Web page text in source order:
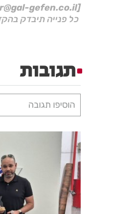
[Manager@gal-gefen.co.il]
כל פנייה תיבדק
תגובות
הוסיפו תגובה